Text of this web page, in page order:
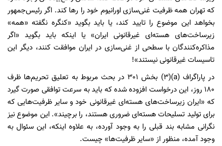
که تهران همه ظرفیت غنی‌سازی اورانیوم خود را رها کند. اگر رئیس‌جمهور
بخواهد این موضوع را تایید کند، یا باید بگوید «کنگره نگفته «همه»
زیرساخت‌های هسته‌ای غیرقانونی ایران» یا اینکه باید بگوید «اگر
مذاکره‌کنندگان با سطحی از غنی‌سازی در ایران موافقت کنند، دیگر این
تاسیسات غیرقانونی نیستند»!
در پاراگراف (a)(3) بخش 301 در بحث مربوط به تعلیق تحریم‌ها ظرف
180 روز، این درخواست افزوده شده که باید به سرعت توافقی صورت گیرد
که «ایران زیرساخت‌های هسته‌ای غیرقانونی خود و سایر ظرفیت‌هایی که
برای تولید تسلیحات هسته‌ای ضروری هستند، را برچیند». این موضوع نیز
نگرانی‌ مشابه بند قبلی را به وجود آورده، به علاوه اینکه، این سئوال به
وجود آمده، منظور از «سایر ظرفیت‌ها» چیست.